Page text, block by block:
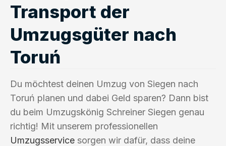
Transport der
Umzugsgüter nach
Toruń
Du möchtest deinen Umzug von Siegen nach
Toruń planen und dabei Geld sparen? Dann bist
du beim Umzugskönig Schreiner Siegen genau
richtig! Mit unserem professionellen
Umzugsservice sorgen wir dafür, dass deine